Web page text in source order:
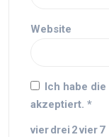
Website
Ich habe die
akzeptiert. *
vierdrei 2vier7